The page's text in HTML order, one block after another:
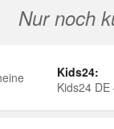
Nur noch
Kids24:
Kids24 DE